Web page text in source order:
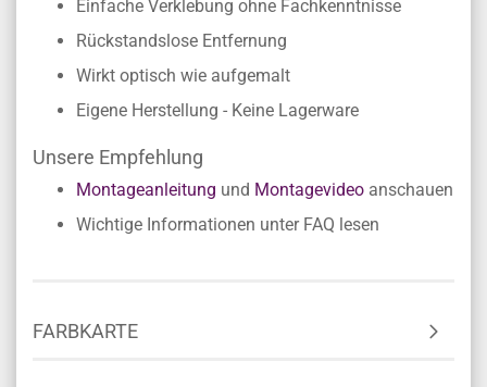
Einfache Verklebung ohne Fachkenntnisse
Rückstandslose Entfernung
Wirkt optisch wie aufgemalt
Eigene Herstellung - Keine Lagerware
Unsere Empfehlung
Montageanleitung und Montagevideo anschauen
Wichtige Informationen unter FAQ lesen
FARBKARTE